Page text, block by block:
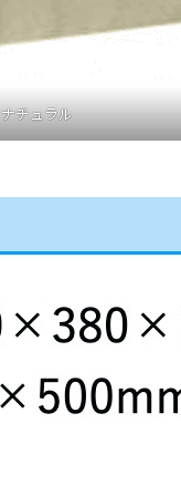
ナチュラル